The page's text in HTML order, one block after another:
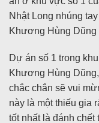
Nhật Long nhúng tay
Khương Hùng Dũng
Dự án số 1 trong
Khương Hùng
chắc chắn sẽ vui
này là một thiếu gia
tốt nhất là đánh